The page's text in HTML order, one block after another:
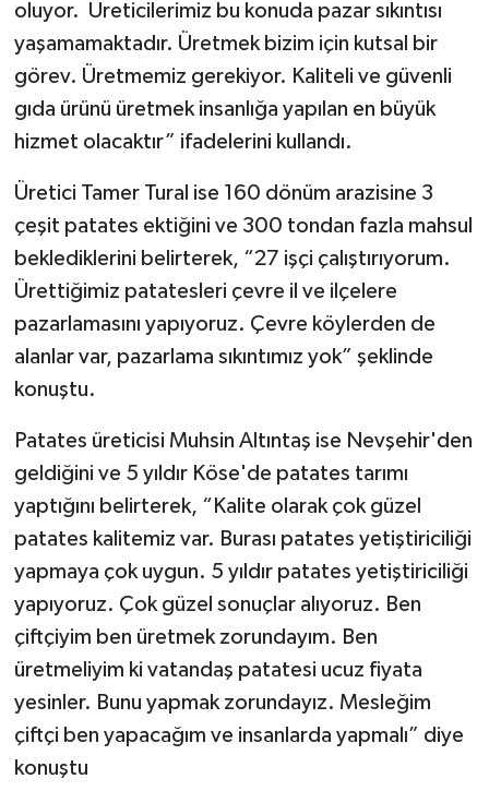
oluyor. Üreticilerimiz bu konuda pazar sıkıntısı
yaşamamaktadır. Üretmek bizim için kutsal bir
görev. Üretmemiz gerekiyor. Kaliteli ve güvenli
gıda ürünü üretmek insanlığa yapılan en büyük
hizmet olacaktır” ifadelerini kullandı.
Üretici Tamer Tural ise 160 dönüm arazisine 3
çeşit patates ektiğini ve 300 tondan fazla mahsul
beklediklerini belirterek, “27 işçi çalıştırıyorum.
Ürettiğimiz patatesleri çevre il ve ilçelere
pazarlamasını yapıyoruz. Çevre köylerden de
alanlar var, pazarlama sıkıntımız yok” şeklinde
konuştu.
Patates üreticisi Muhsin Altıntaş ise Nevşehir'den
geldiğini ve 5 yıldır Köse'de patates tarımı
yaptığını belirterek, “Kalite olarak çok güzel
patates kalitemiz var. Burası patates yetiştiriciliği
yapmaya çok uygun. 5 yıldır patates yetiştiriciliği
yapıyoruz. Çok güzel sonuçlar alıyoruz. Ben
çiftçiyim ben üretmek zorundayım. Ben
üretmeliyim ki vatandaş patatesi ucuz fiyata
yesinler. Bunu yapmak zorundayız. Mesleğim
çiftçi ben yapacağım ve insanlarda yapmalı” diye
konuştu